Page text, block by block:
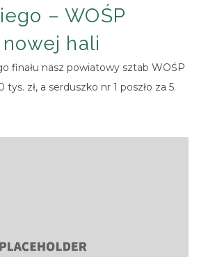
– WOŚP
nowej hali
finału nasz powiatowy sztab WOŚP
tys. zł, a serduszko nr 1 poszło za 5